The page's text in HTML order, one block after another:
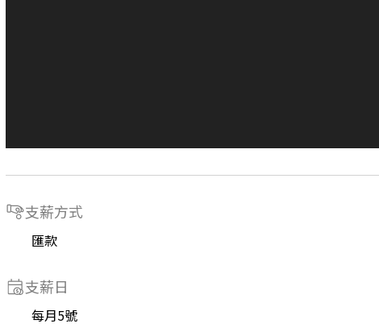
支薪方式
匯款
支薪日
每月5號